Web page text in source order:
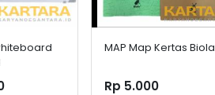
MAP Map Kertas Biola
Rp 5.000